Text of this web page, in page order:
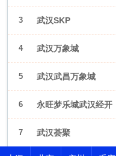
3 武汉SKP
4 武汉万象城
5 武汉武昌万象城
6 永旺梦乐城武汉经开
7 武汉荟聚